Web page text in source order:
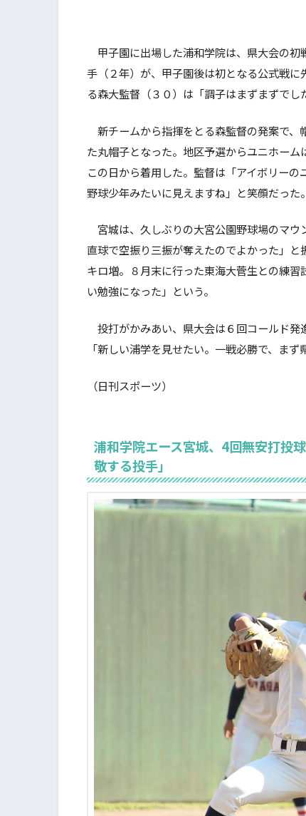
甲子園に出場した浦和学院は、県大会の初
手（２年）が、甲子園後は初となる公式戦
る森大監督（３０）は「調子はまずまずでし
新チームから指揮をとる森監督の発案で、
た丸帽子となった。地区予選からユニホー
この日から着用した。監督は「アイボリー
野球少年みたいに見えますね」と笑顔だった。
宮城は、久しぶりの大宮公園野球場のマウ
直球で空振り三振が奪えたのでよかった」
キロ増。８月末に行った東海大菅生との練
い勉強になった」という。
投打がかみあい、県大会は６回コールド発
「新しい浦学を見せたい。一戦必勝で、ま
（日刊スポーツ）
浦和学院エース宮城、4回無安打投
敬する投手」